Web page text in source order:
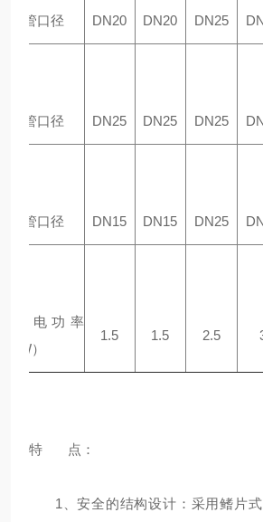
汽管口径 DN20 DN20 DN25
污管口径 DN25 DN25 DN25
水管口径 DN15 DN15 DN25
备电功率
KW）
1.5 1.5 2.5
特 点：
1、安全的结构设计：采用鳍片式